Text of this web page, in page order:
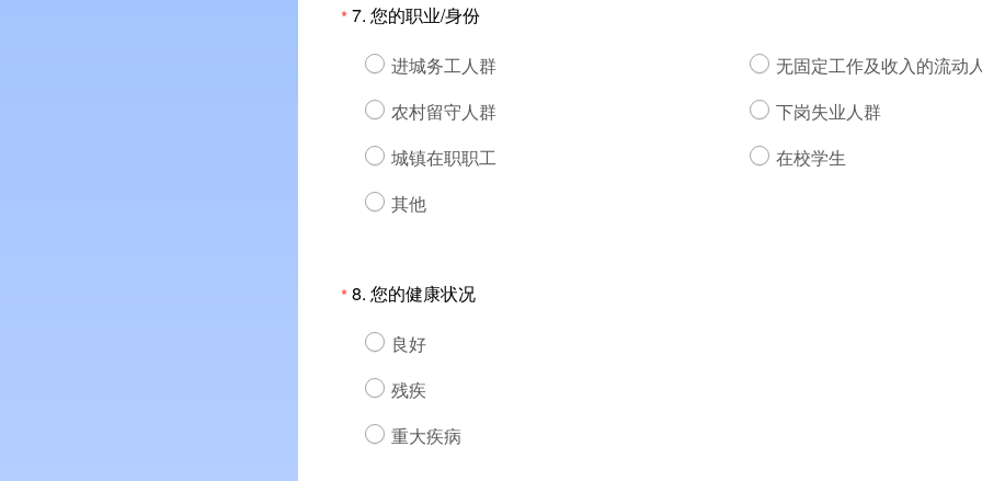
*7. 您的职业/身份
进城务工人群
无固定工作及收入的流动
农村留守人群
下岗失业人群
城镇在职职工
在校学生
其他
*8. 您的健康状况
良好
残疾
重大疾病